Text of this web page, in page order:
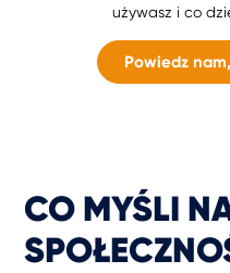
używasz i co
Powiedz
CO MYŚLI